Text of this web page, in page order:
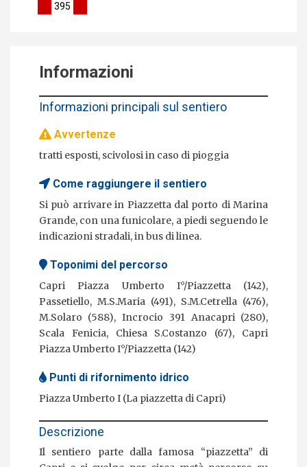
395
Informazioni
Informazioni principali sul sentiero
Avvertenze
tratti esposti, scivolosi in caso di pioggia
Come raggiungere il sentiero
Si può arrivare in Piazzetta dal porto di Marina
Grande, con una funicolare, a piedi seguendo le
indicazioni stradali, in bus di linea.
Toponimi del percorso
Capri Piazza Umberto I°/Piazzetta (142),
Passetiello, M.S.Maria (491), S.M.Cetrella (476),
M.Solaro (588), Incrocio 391 Anacapri (280),
Scala Fenicia, Chiesa S.Costanzo (67), Capri
Piazza Umberto I°/Piazzetta (142)
Punti di rifornimento idrico
Piazza Umberto I (La piazzetta di Capri)
Descrizione
Il sentiero parte dalla famosa “piazzetta” di